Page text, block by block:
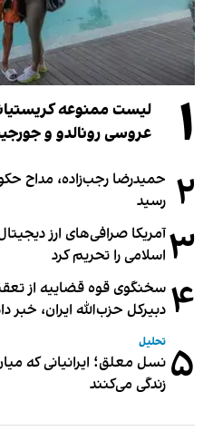
۱
عروسی رونالدو و
۲ حمیدرضا رجب‌زاده، مداح
رسید
۳آمریکا صرافی‌های ارز
اسلامی را تحریم کرد
۴ سخنگوی قوه قضاییه از
دبیر‌کل حزب‌الله ایران، خبر
۵ تحلیل
نسل معلق؛ ایرانیانی که
زندگی می‌کنند